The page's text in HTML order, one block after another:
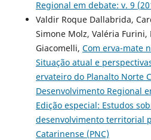
Regional em debate: v. 9
Valdir Roque Dallabrida,
Simone Molz, Valéria
Giacomelli, Com erva-mate
Situação atual e
ervateiro do Planalto Norte
Desenvolvimento Regional
Edição especial: Estudos
desenvolvimento territorial
Catarinense (PNC)